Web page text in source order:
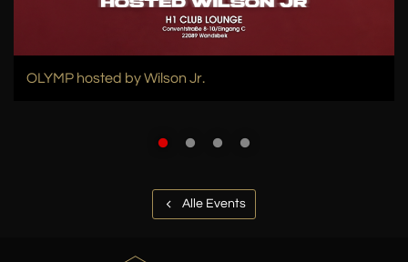
OLYMP hosted by Wilson Jr.
Alle Events